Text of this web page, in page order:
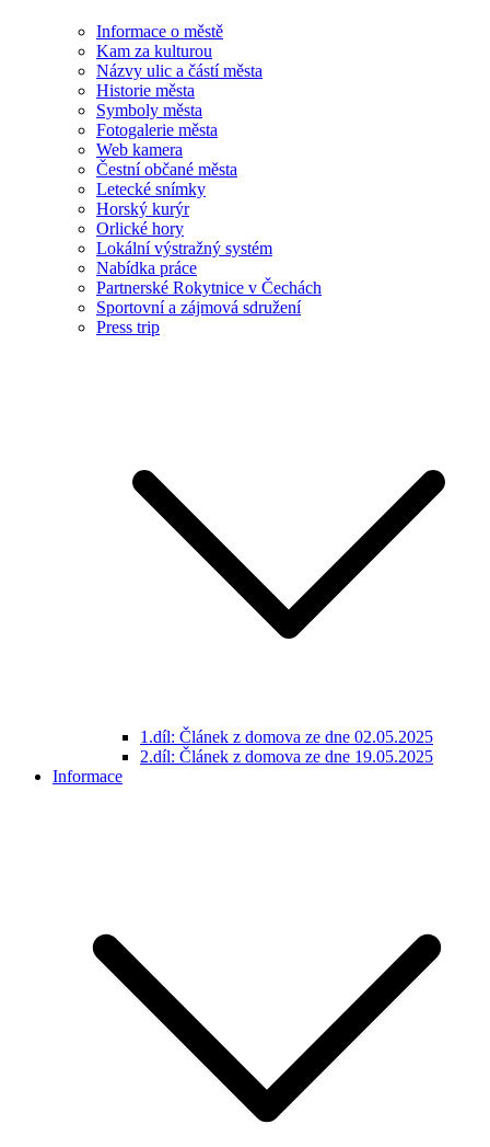
Informace o městě
Kam za kulturou
Názvy ulic a částí města
Historie města
Symboly města
Fotogalerie města
Web kamera
Čestní občané města
Letecké snímky
Horský kurýr
Orlické hory
Lokální výstražný systém
Nabídka práce
Partnerské Rokytnice v Čechách
Sportovní a zájmová sdružení
Press trip
1.díl: Článek z domova ze dne 02.05.2025
2.díl: Článek z domova ze dne 19.05.2025
Informace